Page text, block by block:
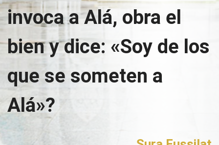
invoca a Alá, obra el
bien y dice: «Soy de los
que se someten a
Alá»?